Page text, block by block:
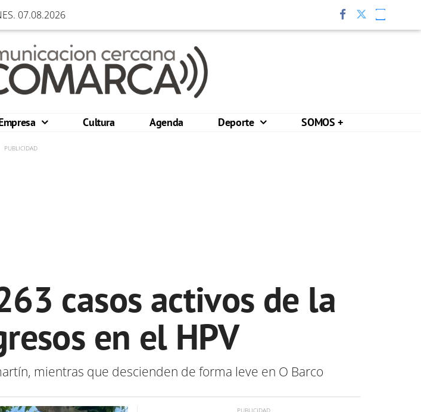
07.08.2026
Cultura Agenda Deporte SOMOS +
casos activos de la
en el HPV
mientras que descienden de forma leve en O Barco